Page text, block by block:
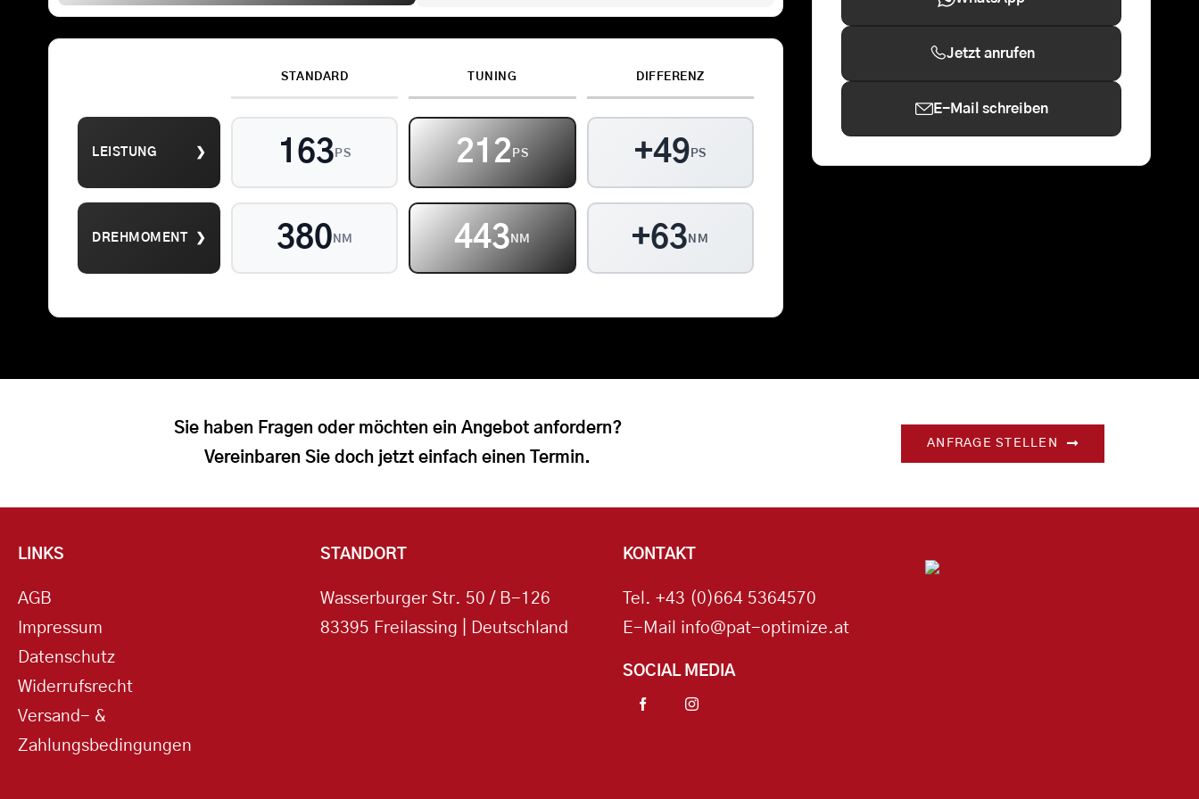
Kontakt
STANDARD TUNING DIFFERENZ
LEISTUNG ❯ 163 PS 212 PS +49 PS
DREHMOMENT ❯ 380 NM 443 NM +63 NM
Jetzt anrufen
E-Mail schreiben
Sie haben Fragen oder möchten ein Angebot anfordern?
Vereinbaren Sie doch jetzt einfach einen Termin.
ANFRAGE STELLEN
LINKS
AGB
Impressum
Datenschutz
Widerrufsrecht
Versand- &
Zahlungsbedingungen
STANDORT
Wasserburger Str. 50 / B-126
83395 Freilassing | Deutschland
KONTAKT
Tel.+43 (0)664 5364570
E-Mail info@pat-optimize.at
SOCIAL MEDIA